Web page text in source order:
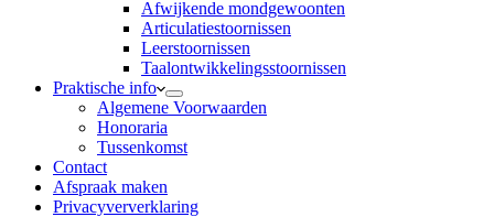
Afwijkende mondgewoonten
Articulatiestoornissen
Leerstoornissen
Taalontwikkelingsstoornissen
Praktische info
Algemene Voorwaarden
Honoraria
Tussenkomst
Contact
Afspraak maken
Privacyververklaring